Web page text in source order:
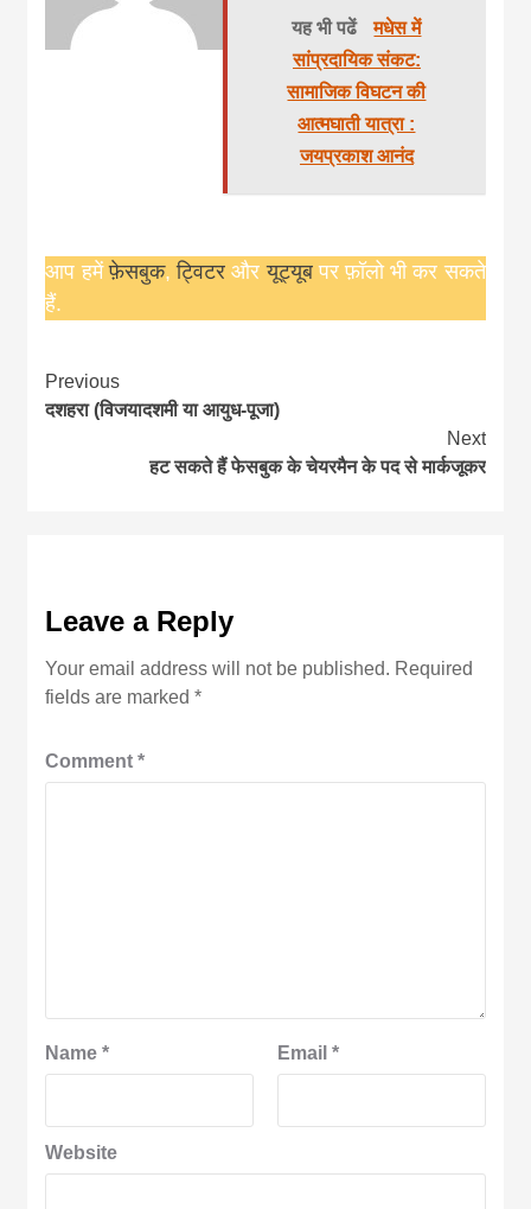
यह भी पढें
मधेस में
सांप्रदायिक संकट:
सामाजिक विघटन की
आत्मघाती यात्रा :
जयप्रकाश आनंद
आप हमेंफ़ेसबुक,ट्विटरऔरयूट्यूबपर फ़ॉलो भी कर सकते
हैं.
Continue
Reading
Previous
दशहरा (विजयादशमी या आयुध-पूजा)
Next
हट सकते हैं फेसबुक के चेयरमैन के पद से मार्कजूकर
Leave a Reply
Your email address will not be published. Required
fields are marked*
Comment*
Name* Email *
Website